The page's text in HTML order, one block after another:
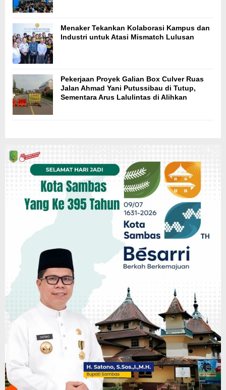
Menaker Tekankan Kolaborasi Kampus dan
Industri untuk Atasi Mismatch Lulusan
Pekerjaan Proyek Galian Box Culver Ruas
Jalan Ahmad Yani Putussibau di Tutup,
Sementara Arus Lalulintas di Alihkan